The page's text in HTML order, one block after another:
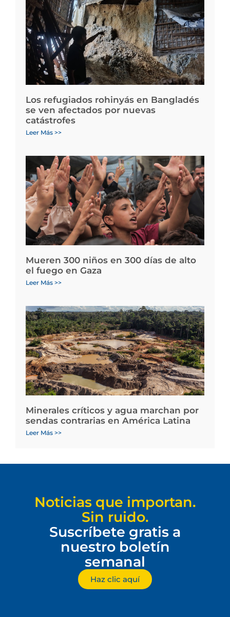
Los refugiados rohinyás en Bangladés
se ven afectados por nuevas
catástrofes
Leer Más >>
Mueren 300 niños en 300 días de alto
el fuego en Gaza
Leer Más >>
Minerales críticos y agua marchan por
sendas contrarias en América Latina
Leer Más >>
Noticias que importan.
Sin ruido.
Suscríbete gratis a
nuestro boletín
semanal
Haz clic aquí